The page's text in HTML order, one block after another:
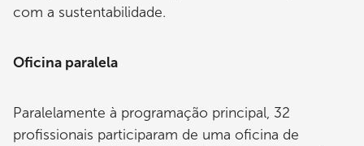
com a sustentabilidade.
Oficina paralela
Paralelamente à programação principal, 32
profissionais participaram de uma oficina de